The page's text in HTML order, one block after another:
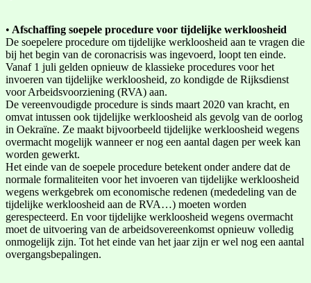
• Afschaffing soepele procedure voor tijdelijke werkloosheid
De soepelere procedure om tijdelijke werkloosheid aan te vragen die
bij het begin van de coronacrisis was ingevoerd, loopt ten einde.
Vanaf 1 juli gelden opnieuw de klassieke procedures voor het
invoeren van tijdelijke werkloosheid, zo kondigde de Rijksdienst
voor Arbeidsvoorziening (RVA) aan.
De vereenvoudigde procedure is sinds maart 2020 van kracht, en
omvat intussen ook tijdelijke werkloosheid als gevolg van de oorlog
in Oekraïne. Ze maakt bijvoorbeeld tijdelijke werkloosheid wegens
overmacht mogelijk wanneer er nog een aantal dagen per week kan
worden gewerkt.
Het einde van de soepele procedure betekent onder andere dat de
normale formaliteiten voor het invoeren van tijdelijke werkloosheid
wegens werkgebrek om economische redenen (mededeling van de
tijdelijke werkloosheid aan de RVA…) moeten worden
gerespecteerd. En voor tijdelijke werkloosheid wegens overmacht
moet de uitvoering van de arbeidsovereenkomst opnieuw volledig
onmogelijk zijn. Tot het einde van het jaar zijn er wel nog een aantal
overgangsbepalingen.